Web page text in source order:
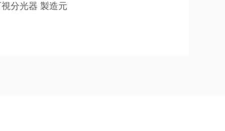
分光器 製造元